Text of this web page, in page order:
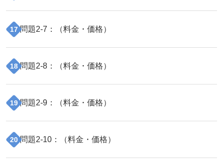
17 問題2-7 ：（料金・価格）
18 問題2-8 ：（料金・価格）
19 問題2-9 ：（料金・価格）
20 問題2-10 ：（料金・価格）